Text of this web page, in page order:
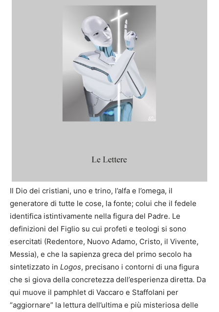
Il Dio dei cristiani, uno e trino, l’alfa e l’omega, il
generatore di tutte le cose, la fonte; colui che il fedele
identifica istintivamente nella figura del Padre. Le
definizioni del Figlio su cui profeti e teologi si sono
esercitati (Redentore, Nuovo Adamo, Cristo, il Vivente,
Messia), e che la sapienza greca del primo secolo ha
sintetizzato in Logos, precisano i contorni di una figura
che si giova della concretezza dell’esperienza diretta. Da
qui muove il pamphlet di Vaccaro e Staffolani per
“aggiornare” la lettura dell’ultima e più misteriosa delle